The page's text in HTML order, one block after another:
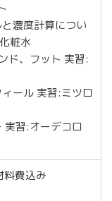
濃度計算につい
粧水
ド、フット 実習:
ール 実習:ミツロ
実習:オーデコロ
料費込み